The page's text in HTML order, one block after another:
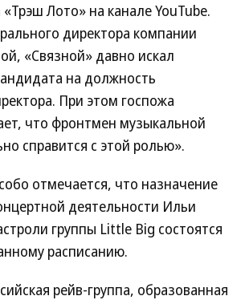
Лото» на канале YouTube.
директора компании
«Связной» давно искал
на должность
При этом госпожа
что фронтмен музыкальной
справится с этой ролью».
отмечается, что назначение
деятельности Ильи
группы Little Big состоятся
расписанию.
рейв-группа, образованная